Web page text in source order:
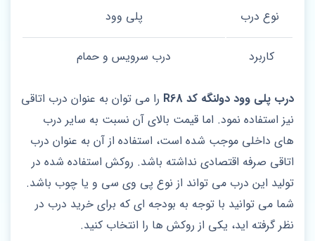
نوع درب پلی وود
کاربرد درب سرویس و حمام
درب پلی وود دولنگه کد R68
را می توان به عنوان درب اتاقی
نیز استفاده نمود. اما قیمت بالای آن نسبت به سایر درب
های داخلی موجب شده است، استفاده از آن به عنوان درب
اتاقی صرفه اقتصادی نداشته باشد. روکش استفاده شده در
تولید این درب می تواند از نوع پی وی سی و یا چوب باشد.
شما می توانید با توجه به بودجه ای که برای خرید درب در
نظر گرفته اید، یکی از روکش ها را انتخاب کنید.